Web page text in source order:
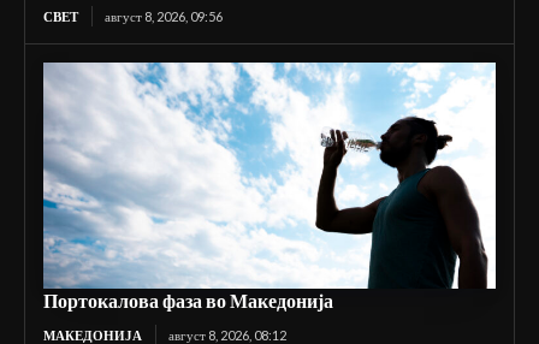
СВЕТ август 8, 2026, 09:56
Портокалова фаза во Македонија
МАКЕДОНИЈА август 8, 2026, 08:12